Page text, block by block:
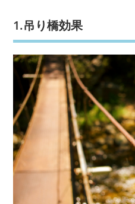
1.吊り橋効果